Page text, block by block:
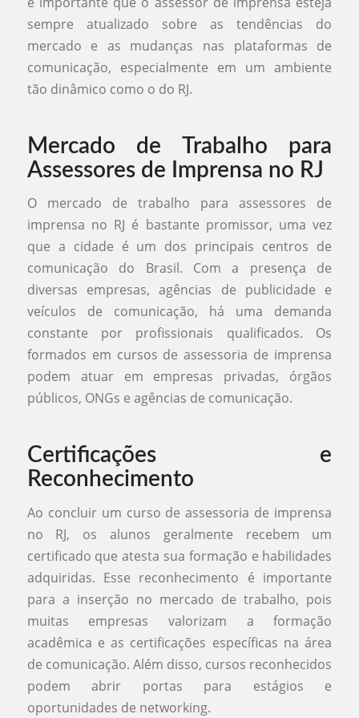
sempre atualizado sobre as tendências do
mercado e as mudanças nas plataformas de
comunicação, especialmente em um ambiente
tão dinâmico como o do RJ.
Mercado de Trabalho para
Assessores de Imprensa no RJ
O mercado de trabalho para assessores de
imprensa no RJ é bastante promissor, uma vez
que a cidade é um dos principais centros de
comunicação do Brasil. Com a presença de
diversas empresas, agências de publicidade e
veículos de comunicação, há uma demanda
constante por profissionais qualificados. Os
formados em cursos de assessoria de imprensa
podem atuar em empresas privadas, órgãos
públicos, ONGs e agências de comunicação.
Certificações e
Reconhecimento
Ao concluir um curso de assessoria de imprensa
no RJ, os alunos geralmente recebem um
certificado que atesta sua formação e habilidades
adquiridas. Esse reconhecimento é importante
para a inserção no mercado de trabalho, pois
muitas empresas valorizam a formação
acadêmica e as certificações específicas na área
de comunicação. Além disso, cursos reconhecidos
podem abrir portas para estágios e
oportunidades de networking.